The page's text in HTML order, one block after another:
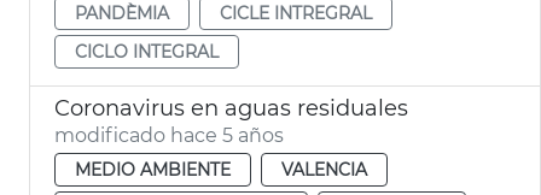
PANDÈMIA
CICLE INTREGRAL
CICLO INTEGRAL
Coronavirus en aguas residuales
modificado hace 5 años
MEDIO AMBIENTE
VALENCIA